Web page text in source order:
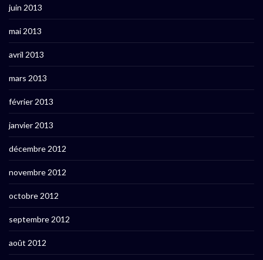
juin 2013
mai 2013
avril 2013
mars 2013
février 2013
janvier 2013
décembre 2012
novembre 2012
octobre 2012
septembre 2012
août 2012